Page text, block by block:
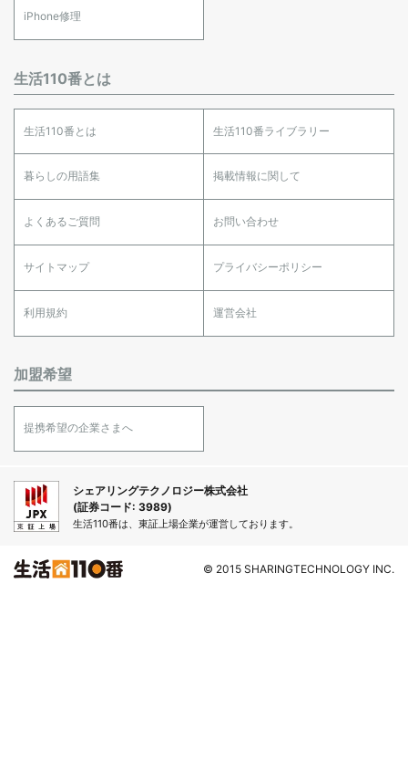
iPhone修理
生活110番とは
生活110番とは 生活110番ライブラリー
暮らしの用語集 掲載情報に関して
よくあるご質問 お問い合わせ
サイトマップ プライバシーポリシー
利用規約 運営会社
加盟希望
提携希望の企業さまへ
シェアリングテクノロジー株式会社
(証券コード: 3989)
生活110番は、東証上場企業が運営しております。
© 2015 SHARINGTECHNOLOGY INC.